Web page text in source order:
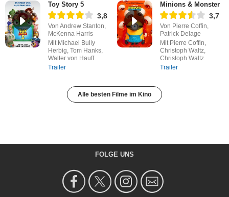
Toy Story 5
3,8
Von Andrew Stanton,
McKenna Harris
Mit Michael Bully
Herbig, Tom Hanks,
Walter von Hauff
Trailer
Minions & Monster
3,7
Von Pierre Coffin,
Patrick Delage
Mit Pierre Coffin,
Christoph Waltz,
Christoph Waltz
Trailer
Alle besten Filme im Kino
FOLGE UNS